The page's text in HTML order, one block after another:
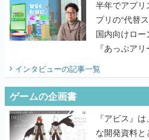
半年でアプリス
プリの“代替
国内向けロ
『あっぷア
てみた
インタビューの記事一覧
ゲームの企画書
『アビス』
な開発資料